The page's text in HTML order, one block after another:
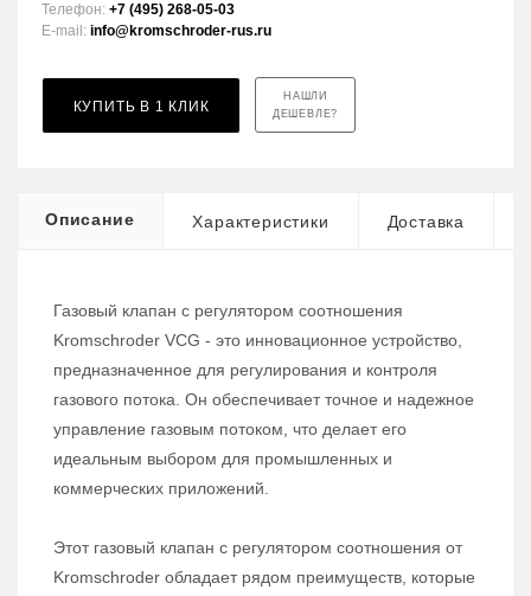
Телефон: +7 (495) 268-05-03
E-mail: info@kromschroder-rus.ru
КУПИТЬ В 1 КЛИК
НАШЛИ
ДЕШЕВЛЕ?
Описание Характеристики Доставка
Газовый клапан с регулятором соотношения
Kromschroder VCG - это инновационное устройство,
предназначенное для регулирования и контроля
газового потока. Он обеспечивает точное и надежное
управление газовым потоком, что делает его
идеальным выбором для промышленных и
коммерческих приложений.
Этот газовый клапан с регулятором соотношения от
Kromschroder обладает рядом преимуществ, которые